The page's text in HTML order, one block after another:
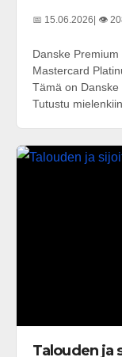
📅 15.06.2026| 👁️
Danske
Mastercard
Tämä on Danske
Tutustu
Talouden ja